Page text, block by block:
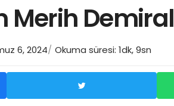
Merih
6, 2024 Okuma süresi: 1dk, 9sn